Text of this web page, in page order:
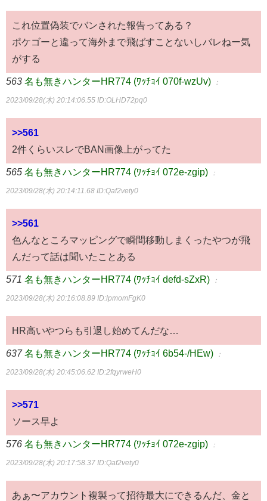
これ位置偽装でバンされた報告ってある？
ポケゴーと違って海外まで飛ばすことないしバレねー気
がする
563 名も無きハンターHR774 (ﾜｯﾁｮｲ 070f-wzUv) ：
2023/09/28(木) 20:14:06.55 ID:OLHD72pq0
>>561
2件くらいスレでBAN画像上がってた
565 名も無きハンターHR774 (ﾜｯﾁｮｲ 072e-zgip) ：
2023/09/28(木) 20:14:11.68 ID:Qaf2vety0
>>561
色んなところマッピングで瞬間移動しまくったやつが飛
んだって話は聞いたことある
571 名も無きハンターHR774 (ﾜｯﾁｮｲ defd-sZxR) ：
2023/09/28(木) 20:16:08.89 ID:lpmomFgK0
HR高いやつらも引退し始めてんだな…
637 名も無きハンターHR774 (ﾜｯﾁｮｲ 6b54-/HEw) ：
2023/09/28(木) 20:45:06.62 ID:2fqyrweH0
>>571
ソース早よ
576 名も無きハンターHR774 (ﾜｯﾁｮｲ 072e-zgip) ：
2023/09/28(木) 20:17:58.37 ID:Qaf2vety0
あぁ〜アカウント複製って招待最大にできるんだ、金と